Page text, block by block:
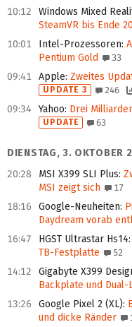
10:12 Windows Mixed
SteamVR bis Ende
10:01 Intel-Prozessoren:
Pentium Gold
33
09:41 Apple: Zweites
UPDATE 3 246
09:34 Yahoo: Drei
UPDATE 63
DIENSTAG, 3. OKTOBER
20:28
MSI X399 SLI Plus:
MSI zeigt sich
17
18:16 Google-Neuheiten:
Daydream vorab
16:47 HGST Ultrastar Hs14:
TB-Festplatte
52
14:12 Gigabyte X399
Backplate und Dual-
13:26 Google Pixel 2 (XL):
und dicke Ränder